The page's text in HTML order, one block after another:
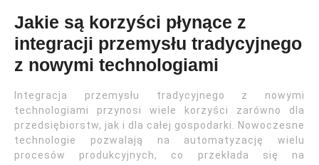
Jakie są korzyści płynące z
integracji przemysłu tradycyjnego
z nowymi technologiami
Integracja przemysłu tradycyjnego z nowymi
technologiami przynosi wiele korzyści zarówno dla
przedsiębiorstw, jak i dla całej gospodarki. Nowoczesne
technologie pozwalają na automatyzację wielu
procesów produkcyjnych, co przekłada się na